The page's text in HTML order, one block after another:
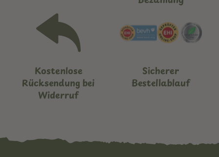
Kostenlose
Rücksendung bei
Widerruf
Sicherer
Bestellablauf